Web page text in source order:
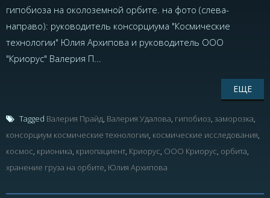
гипобиоза на околоземной орбите. на фото (слева-
направо): руководитель консорциума "Космические
технологии" Юлия Архипова и руководитель ООО
"Криорус" Валерия П...
ЕЩЕ
Tagged Валерия Прайд Валерия Удалова гипобиоз заморозка
консорциум космические технологии космические исследования
космос крионика криопациент Криорус ООО Криорус орбита
хранение груза на орбите Юлия Архипова